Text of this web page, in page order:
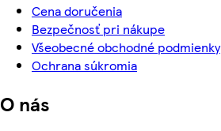
Cena doručenia
Bezpečnosť pri nákupe
Všeobecné obchodné podmienky
Ochrana súkromia
O nás